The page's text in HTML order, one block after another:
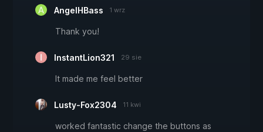
AngelHBass 1 wrz
Thank you!
InstantLion321 29 sie
It made me feel better
Lusty-Fox2304 11 kwi
worked fantastic change the buttons as